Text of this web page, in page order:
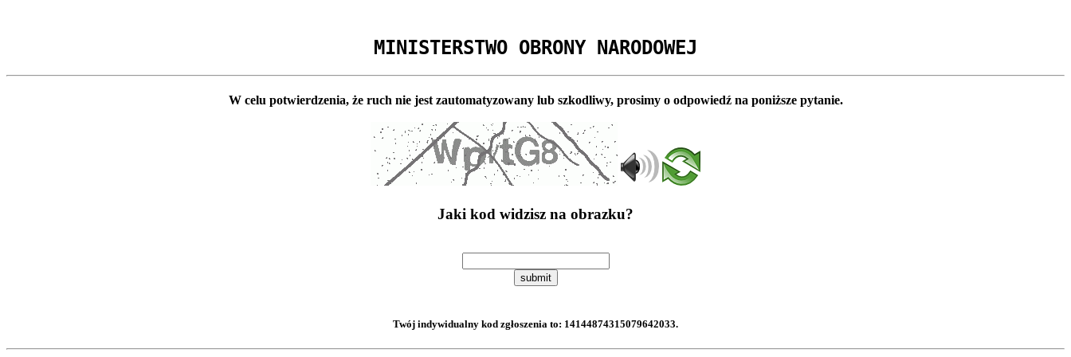
MINISTERSTWO OBRONY NARODOWEJ
W celu potwierdzenia, że ruch nie jest zautomatyzowany lub szkodliwy, prosimy o odpowiedź na poniższe pytanie.
Jaki kod widzisz na obrazku?
submit
Twój indywidualny kod zgłoszenia to: 14144874315079642033.